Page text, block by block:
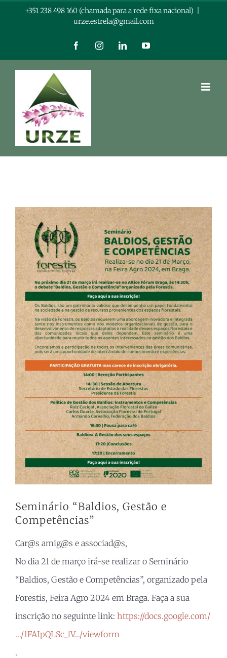
+351 238 498 160 (chamada para a rede fixa nacional)
urze.estrela@gmail.com
FacebookInstagramLinkedInYouTube
View
Larger
Image
Seminário “Baldios, Gestão e
Competências”
Car@s amig@s e associad@s,
No dia 21 de março irá-se realizar o Seminário
“Baldios, Gestão e Competências”, organizado pela
Forestis, Feira Agro 2024 em Braga. Faça a sua
inscrição no seguinte link: https://docs.google.com/
…/1FAIpQLSc_lV…/viewform
.